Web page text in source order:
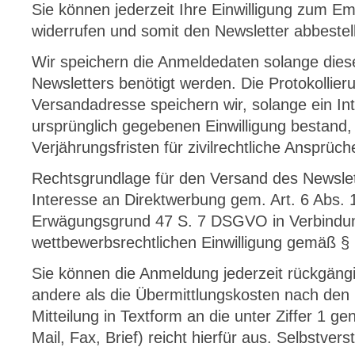
Sie können jederzeit Ihre Einwilligung zum
widerrufen und somit den Newsletter
Wir speichern die Anmeldedaten solange
Newsletters benötigt werden. Die
Versandadresse speichern wir, solange ein
ursprünglich gegebenen Einwilligung
Verjährungsfristen für zivilrechtliche
Rechtsgrundlage für den Versand des
Interesse an Direktwerbung gem. Art. 6 Abs.
Erwägungsgrund 47 S. 7 DSGVO in
wettbewerbsrechtlichen Einwilligung gemäß
Sie können die Anmeldung jederzeit
andere als die Übermittlungskosten nach
Mitteilung in Textform an die unter Ziffer 1
Mail, Fax, Brief) reicht hierfür aus.